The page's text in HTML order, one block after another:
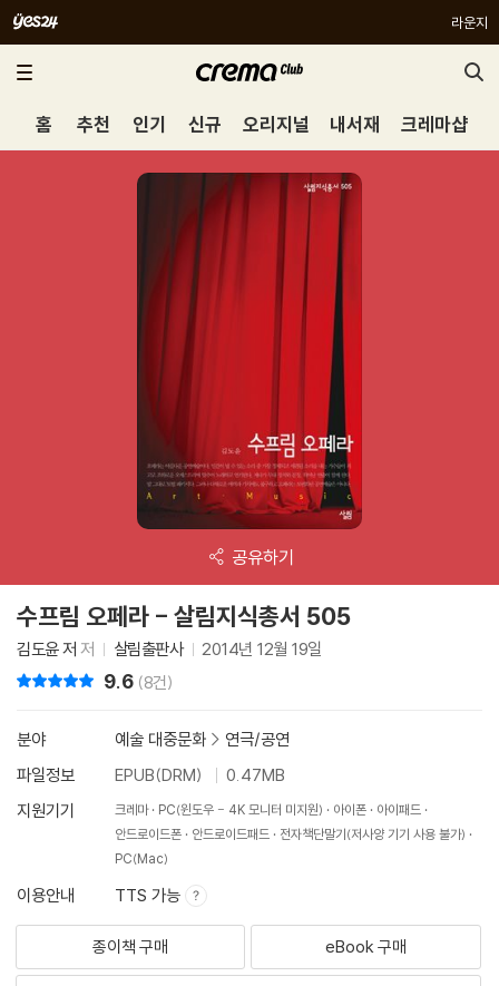
라운지
홈 추천 인기 신규 오리지널 내서재 크레마샵
공유하기
수프림 오페라 - 살림지식총서 505
김도윤 저 저 살림출판사 2014년 12월 19일
9.6 (8건)
분야 예술 대중문화 > 연극/공연
파일정보
EPUB(DRM)
0.47MB
지원기기
크레마 PC(윈도우 - 4K 모니터 미지원) 아이폰
아이패드
안드로이드폰
안드로이드패드
전자책단말기(저사양 기기 사용 불가)
PC(Mac)
이용안내 TTS 가능
종이책 구매 eBook 구매